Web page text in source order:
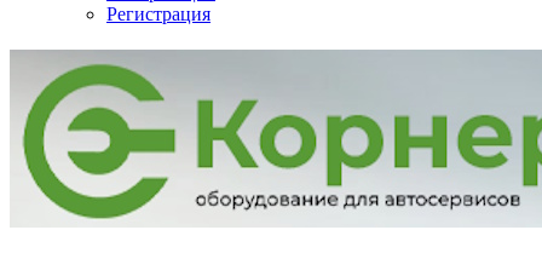
Регистрация